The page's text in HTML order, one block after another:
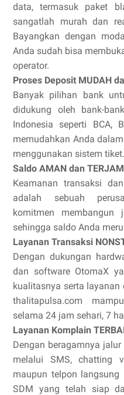
data, termasuk paket
sangatlah murah dan
Bayangkan dengan
Anda sudah bisa
operator.
Proses Deposit MUDAH
Banyak pilihan bank
didukung oleh bank-
Indonesia seperti BCA,
memudahkan Anda
menggunakan sistem tiket.
Saldo AMAN dan
Keamanan transaksi
adalah sebuah
komitmen membangun
sehingga saldo Anda
Layanan Transaksi
Dengan dukungan
dan software OtomaX
kualitasnya serta layanan
thalitapulsa.com
selama 24 jam sehari, 7
Layanan Komplain
Dengan beragamnya
melalui SMS, chatting
maupun telpon langsung
SDM yang telah siap